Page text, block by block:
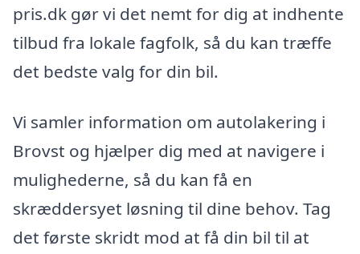
pris.dk gør vi det nemt for dig at indhente
tilbud fra lokale fagfolk, så du kan træffe
det bedste valg for din bil.
Vi samler information om autolakering i
Brovst og hjælper dig med at navigere i
mulighederne, så du kan få en
skræddersyet løsning til dine behov. Tag
det første skridt mod at få din bil til at